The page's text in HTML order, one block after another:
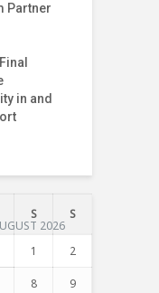
Partner
in and
2026
S S
1 2
8 9